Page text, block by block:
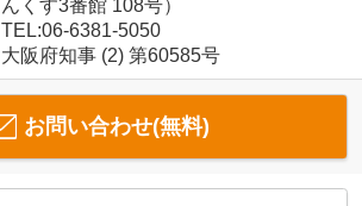
んくす3番館 108号）
TEL:06-6381-5050
大阪府知事 (2) 第60585号
お問い合わせ(無料)